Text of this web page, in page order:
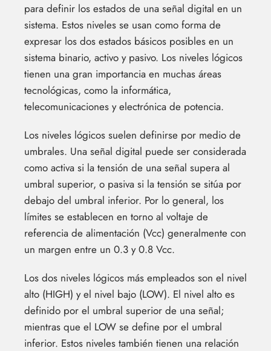
para definir los estados de una señal digital en un
sistema. Estos niveles se usan como forma de
expresar los dos estados básicos posibles en un
sistema binario, activo y pasivo. Los niveles lógicos
tienen una gran importancia en muchas áreas
tecnológicas, como la informática,
telecomunicaciones y electrónica de potencia.
Los niveles lógicos suelen definirse por medio de
umbrales. Una señal digital puede ser considerada
como activa si la tensión de una señal supera al
umbral superior, o pasiva si la tensión se sitúa por
debajo del umbral inferior. Por lo general, los
límites se establecen en torno al voltaje de
referencia de alimentación (Vcc) generalmente con
un margen entre un 0.3 y 0.8 Vcc.
Los dos niveles lógicos más empleados son el nivel
alto (HIGH) y el nivel bajo (LOW). El nivel alto es
definido por el umbral superior de una señal;
mientras que el LOW se define por el umbral
inferior. Estos niveles también tienen una relación